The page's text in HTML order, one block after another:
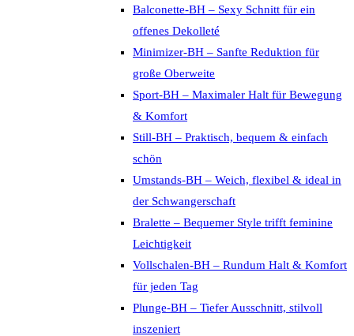
Balconette-BH – Sexy Schnitt für ein
offenes Dekolleté
Minimizer-BH – Sanfte Reduktion für
große Oberweite
Sport-BH – Maximaler Halt für Bewegung
& Komfort
Still-BH – Praktisch, bequem & einfach
schön
Umstands-BH – Weich, flexibel & ideal in
der Schwangerschaft
Bralette – Bequemer Style trifft feminine
Leichtigkeit
Vollschalen-BH – Rundum Halt & Komfort
für jeden Tag
Plunge-BH – Tiefer Ausschnitt, stilvoll
inszeniert